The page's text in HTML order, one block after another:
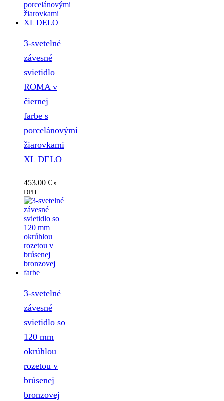
3-svetelné
závesné
svietidlo
ROMA v
čiernej
farbe s
porcelánovými
žiarovkami
XL DELO
453.00 € s
DPH
3-svetelné
závesné
svietidlo so
120 mm
okrúhlou
rozetou v
brúsenej
bronzovej